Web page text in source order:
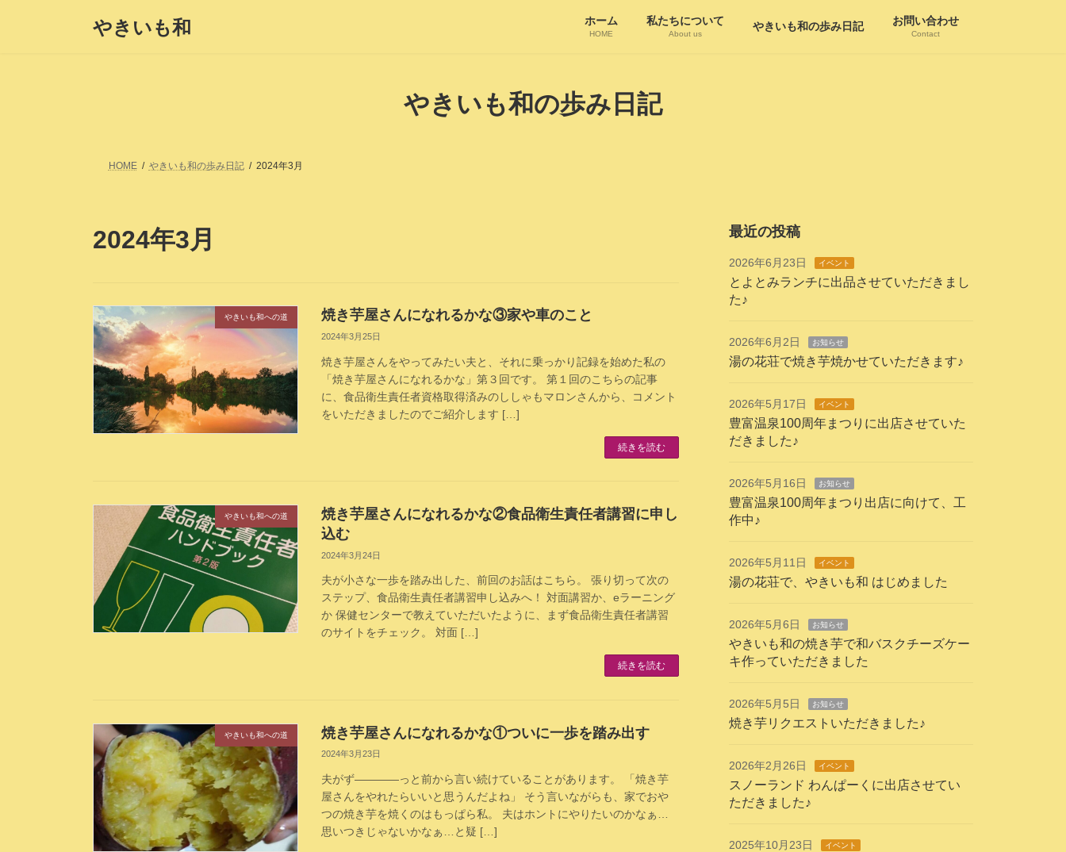
やきいも和 ホーム
HOME
私たちについて
About us
やきいも和の歩み日記 お問い合わせ
Contact
やきいも和の歩み日記
HOME やきいも和の歩み日記 2024年3月
2024年3月
やきいも和への道 焼き芋屋さんになれるかな③家や車のこと
2024年3月25日
焼き芋屋さんをやってみたい夫と、それに乗っかり記録を始めた私の
「焼き芋屋さんになれるかな」第３回です。 第１回のこちらの記事
に、食品衛生責任者資格取得済みのししゃもマロンさんから、コメント
をいただきましたのでご紹介します […]
続きを読む
やきいも和への道
焼き芋屋さんになれるかな②食品衛生責任者講習に申し
込む
2024年3月24日
夫が小さな一歩を踏み出した、前回のお話はこちら。 張り切って次の
ステップ、食品衛生責任者講習申し込みへ！ 対面講習か、eラーニング
か 保健センターで教えていただいたように、まず食品衛生責任者講習
のサイトをチェック。 対面 […]
続きを読む
やきいも和への道 焼き芋屋さんになれるかな①ついに一歩を踏み出す
2024年3月23日
夫がず――――っと前から言い続けていることがあります。 「焼き芋
屋さんをやれたらいいと思うんだよね」 そう言いながらも、家でおや
つの焼き芋を焼くのはもっぱら私。 夫はホントにやりたいのかなぁ…
思いつきじゃないかなぁ…と疑 […]
最近の投稿
2026年6月23日 イベント
とよとみランチに出品させていただきまし
た♪
2026年6月2日 お知らせ
湯の花荘で焼き芋焼かせていただきます♪
2026年5月17日 イベント
豊富温泉100周年まつりに出店させていた
だきました♪
2026年5月16日 お知らせ
豊富温泉100周年まつり出店に向けて、工
作中♪
2026年5月11日 イベント
湯の花荘で、やきいも和 はじめました
2026年5月6日 お知らせ
やきいも和の焼き芋で和バスクチーズケー
キ作っていただきました
2026年5月5日 お知らせ
焼き芋リクエストいただきました♪
2026年2月26日 イベント
スノーランド わんぱーくに出店させてい
ただきました♪
2025年10月23日 イベント